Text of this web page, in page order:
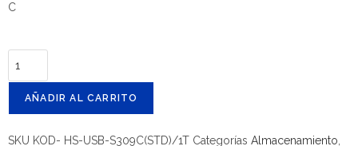
C
AÑADIR AL CARRITO
SKU KOD- HS-USB-S309C(STD)/1T Categorías Almacenamiento